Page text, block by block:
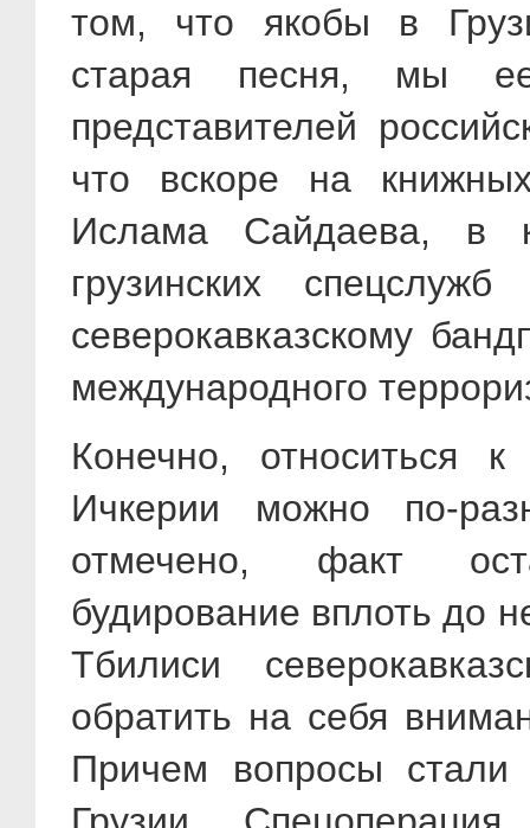
том, что якобы в
старая песня, мы
представителей
что вскоре на
Ислама Сайдаева, в
грузинских
северокавказскому
международного
Конечно, относиться к
Ичкерии можно по-
отмечено, факт
будирование вплоть до
Тбилиси
обратить на себя
Причем вопросы стали